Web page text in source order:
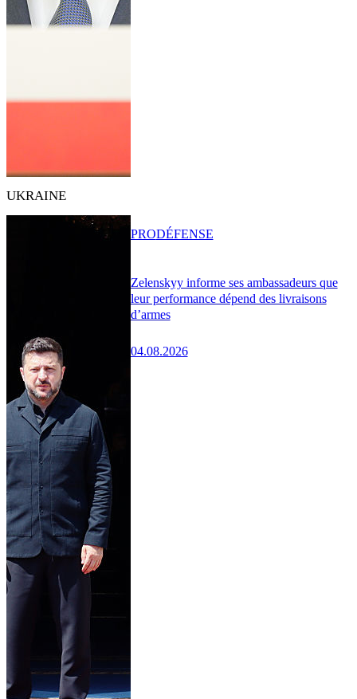
UKRAINE
Zelenskyy informe ses ambassadeurs que
leur performance dépend des livraisons
d’armes
04.08.2026
PRODÉFENSE